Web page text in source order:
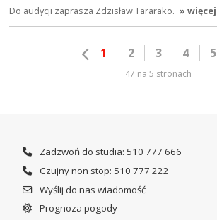
Do audycji zaprasza Zdzisław Tararako. » więcej
1 2 3 4 5
47 na 5 stronach
Zadzwoń do studia: 510 777 666
Czujny non stop: 510 777 222
Wyślij do nas wiadomość
Prognoza pogody